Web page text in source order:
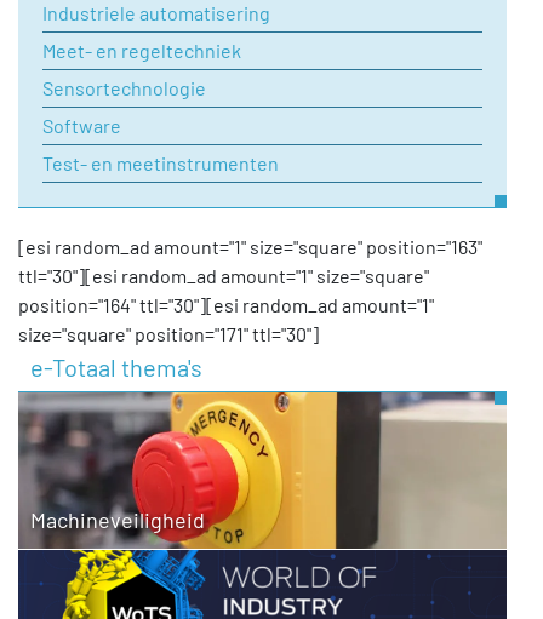
Industriele automatisering
Meet- en regeltechniek
Sensortechnologie
Software
Test- en meetinstrumenten
[esi random_ad amount="1" size="square" position="163"
ttl="30"][esi random_ad amount="1" size="square"
position="164" ttl="30"][esi random_ad amount="1"
size="square" position="171" ttl="30"]
e-Totaal thema's
Machineveiligheid